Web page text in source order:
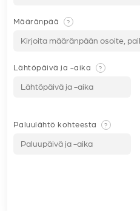
Määränpää ?
Lähtöpäivä ja -aika ?
Paluulähtö kohteesta ?